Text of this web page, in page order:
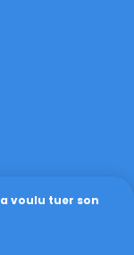
a voulu tuer son